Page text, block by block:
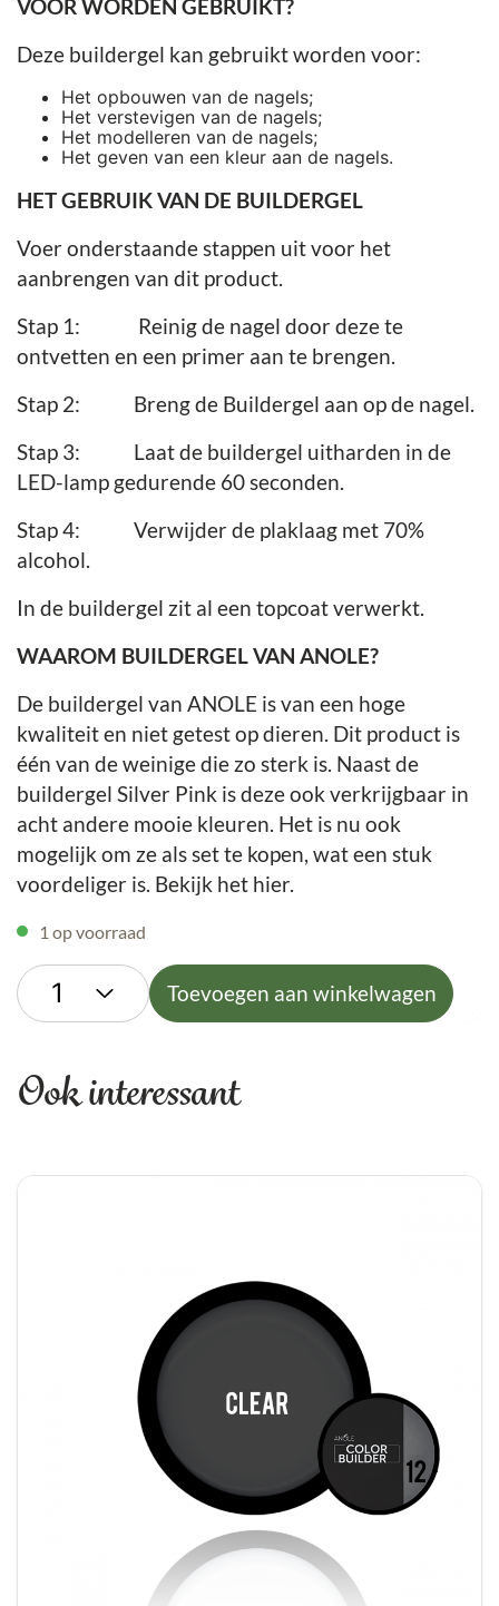
VOOR WORDEN GEBRUIKT?
Deze buildergel kan gebruikt worden voor:
Het opbouwen van de nagels;
Het verstevigen van de nagels;
Het modelleren van de nagels;
Het geven van een kleur aan de nagels.
HET GEBRUIK VAN DE BUILDERGEL
Voer onderstaande stappen uit voor het
aanbrengen van dit product.
Stap 1: Reinig de nagel door deze te
ontvetten en een primer aan te brengen.
Stap 2: Breng de Buildergel aan op de nagel.
Stap 3: Laat de buildergel uitharden in de
LED-lamp gedurende 60 seconden.
Stap 4: Verwijder de plaklaag met 70%
alcohol.
In de buildergel zit al een topcoat verwerkt.
WAAROM BUILDERGEL VAN ANOLE?
De buildergel van ANOLE is van een hoge
kwaliteit en niet getest op dieren. Dit product is
één van de weinige die zo sterk is. Naast de
buildergel Silver Pink is deze ook verkrijgbaar in
acht andere mooie kleuren. Het is nu ook
mogelijk om ze als set te kopen, wat een stuk
voordeliger is. Bekijk het hier.
1 op voorraad
Toevoegen aan winkelwagen
Ook interessant